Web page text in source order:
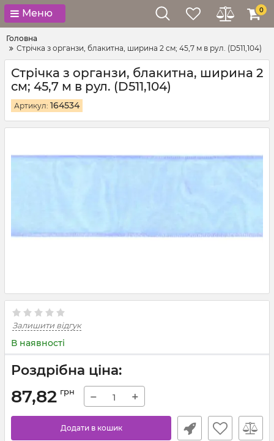
Меню 0
Головна
Стрічка з органзи, блакитна, ширина 2 см; 45,7 м в рул. (D511,104)
Стрічка з органзи, блакитна, ширина 2
см; 45,7 м в рул. (D511,104)
Артикул: 164534
Залишити відгук
В наявності
Роздрібна ціна:
87,82 грн − +
Додати в кошик